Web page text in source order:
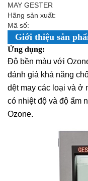
MAY GESTER
Hãng sản xuất:
Mã số:
Giới thiệu sản
Ứng dụng:
Độ bền màu với
đánh giá khả năng
dệt may các loại và ở
có nhiệt độ và độ ẩm
Ozone.